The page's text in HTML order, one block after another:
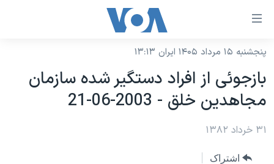
لینکهای
دسترسی
جهش
محتوای
اصلی
نسخه سبک وب‌سایت
موضوع ها
ایران
آمریکا
برنامه های تلویزیونی
جدول برنامه ها
پنجشنبه ۱۵ مرداد ۱۴۰۵ ایران ۱۳:۱۳
بازجوئی از افراد دستگير شده سازمان
مجاهدين خلق - 2003-06-21
۳۱ خرداد ۱۳۸۲
اشتراک